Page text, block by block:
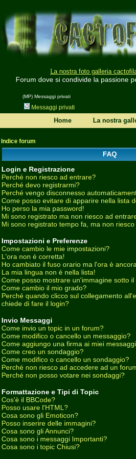
La nostra foto galleria
Forum dove si condivide la passione
(MP) Messaggi privati
Messaggi privati
Home La nostra
Indice forum
FAQ
Login e Registrazione
Perché non riesco ad entrare?
Perché devo registrarmi?
Perché vengo disconnesso
Come posso evitare di apparire nella lista
Ho perso la mia password!
Mi sono registrato ma non riesco ad
Mi sono registrato tempo fa, ma non
Impostazioni e Preferenze
Come cambio le mie impostazioni?
L'ora non è corretta!
Ho cambiato il fuso orario ma l'ora è
La mia lingua non è nella lista!
Come posso mostrare un'immagine sotto
Come cambio il mio grado?
Perché quando clicco sul collegamento
chiede di fare il login?
Invio Messaggi
Come invio un topic in un forum?
Come modifico o cancello un messaggio?
Come aggiungo una firma ai miei
Come creo un sondaggio?
Come modifico o cancello un sondaggio?
Perché non riesco ad accedere ad un
Perché non posso votare nei sondaggi?
Formattazione e Tipi di Topic
Cos'è il BBCode?
Posso usare l'HTML?
Cosa sono gli Emoticon?
Posso inserire delle immagini?
Cosa sono gli Annunci?
Cosa sono i messaggi Importanti?
Cosa sono i topic Chiusi?